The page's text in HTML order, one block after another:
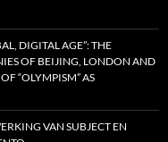
DIGITAL AGE”: THE
OF BEIJING, LONDON AND
“OLYMPISM” AS
VAN SUBJECT EN